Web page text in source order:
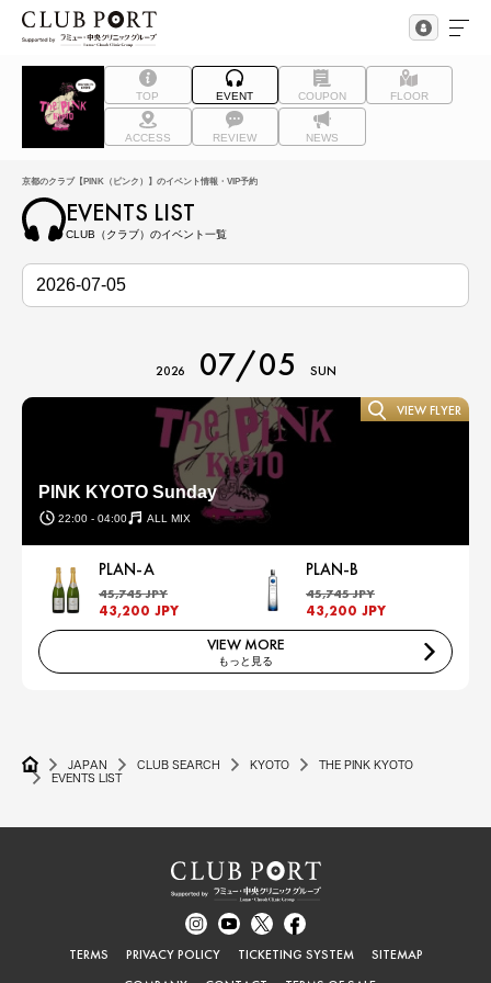
TOP EVENT COUPON FLOOR
ACCESS REVIEW NEWS
京都のクラブ【PINK（ピンク）】のイベント情報・VIP予約
EVENTS LIST
CLUB（クラブ）のイベント一覧
2026 07/05 SUN
PINK KYOTO Sunday
22:00 - 04:00 ALL MIX
VIEW FLYER
PLAN-A
45,745 JPY
43,200 JPY
PLAN-B
45,745 JPY
43,200 JPY
VIEW MORE
もっと見る
JAPAN CLUB SEARCH KYOTO
THE PINK KYOTO
EVENTS LIST
TERMS PRIVACY POLICY TICKETING SYSTEM
SITEMAP